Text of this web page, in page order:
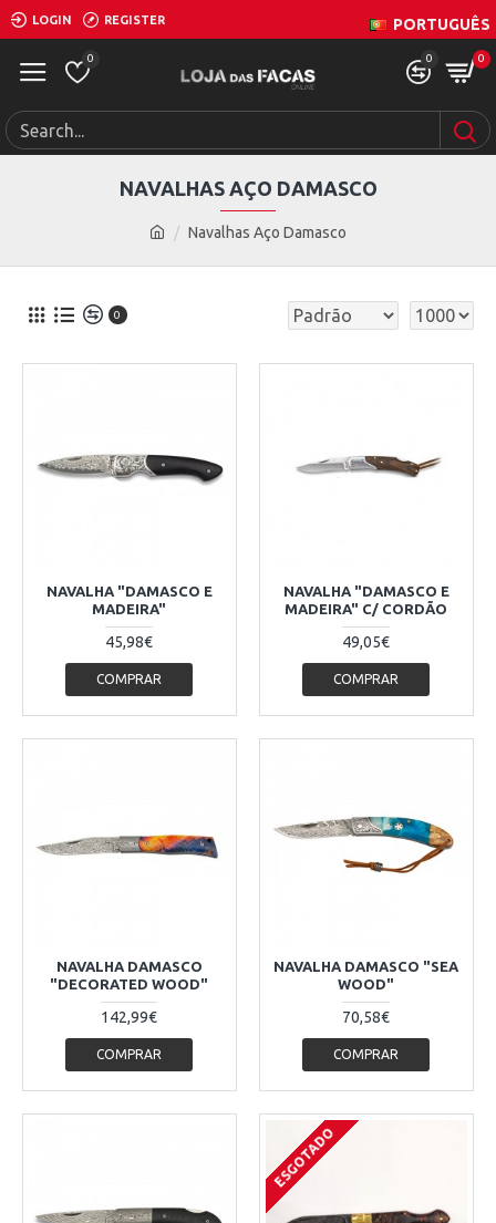
LOGIN REGISTER PORTUGUÊS
0 0 0
Navalhas Aço Damasco
NAVALHAS AÇO DAMASCO
0
NAVALHA "DAMASCO E
MADEIRA"
45,98€
COMPRAR
NAVALHA "DAMASCO E
MADEIRA" C/ CORDÃO
49,05€
COMPRAR
NAVALHA DAMASCO
"DECORATED WOOD"
142,99€
COMPRAR
NAVALHA DAMASCO "SEA
WOOD"
70,58€
COMPRAR
ESGOTADO